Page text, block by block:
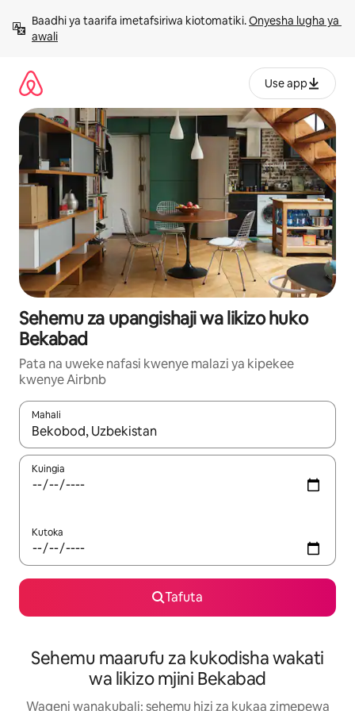
kwenda
kwenye
Baadhi ya taarifa imetafsiriwa kiotomatiki. Onyesha lugha ya
awali
Use app
Sehemu za upangishaji wa likizo huko
Bekabad
Pata na uweke nafasi kwenye malazi ya kipekee
kwenye Airbnb
Mahali
Wakati matokeo yanapatikana, vinjari kwa kutumia vitufe vya
Kuingia
Kutoka
Tafuta
Sehemu maarufu za kukodisha wakati
wa likizo mjini Bekabad
Wageni wanakubali: sehemu hizi za kukaa zimepewa